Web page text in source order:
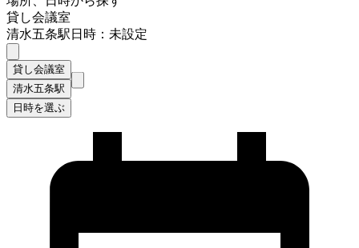
貸し会議室
清水五条駅日時：未設定
貸し会議室
清水五条駅
日時を選ぶ